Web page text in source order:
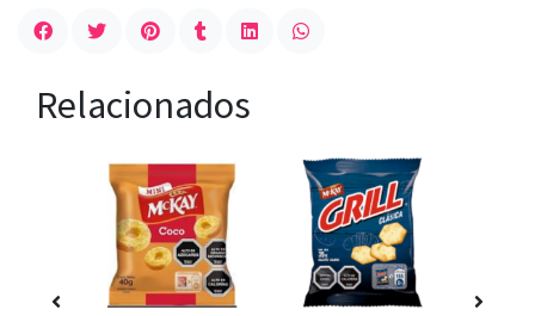
Relacionados